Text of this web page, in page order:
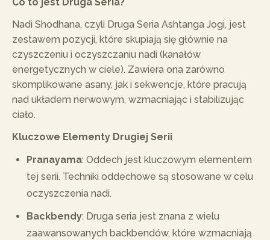
Nadi Shodhana, czyli Druga Seria Ashtanga Jogi, jest
zestawem pozycji, które skupiają się głównie na
czyszczeniu i oczyszczaniu nadi (kanałów
energetycznych w ciele). Zawiera ona zarówno
skomplikowane asany, jak i sekwencje, które pracują
nad układem nerwowym, wzmacniając i stabilizując
ciało.
Kluczowe Elementy Drugiej Serii
Pranayama: Oddech jest kluczowym elementem
tej serii. Techniki oddechowe są stosowane w celu
oczyszczenia nadi.
Backbendy: Druga seria jest znana z wielu
zaawansowanych backbendów, które wzmacniają